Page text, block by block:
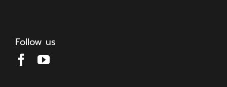
Follow us